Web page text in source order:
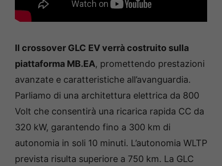
Il crossover GLC EV verrà costruito sulla
piattaforma MB.EA, promettendo prestazioni
avanzate e caratteristiche all’avanguardia.
Parliamo di una architettura elettrica da 800
Volt che consentirà una ricarica rapida CC da
320 kW, garantendo fino a 300 km di
autonomia in soli 10 minuti. L’autonomia WLTP
prevista risulta superiore a 750 km. La GLC